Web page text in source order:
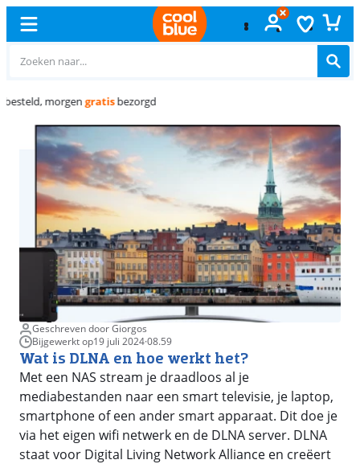
Geschreven door Giorgos
Bijgewerkt op19 juli 2024·08.59
Wat is DLNA en hoe werkt het?
Met een NAS stream je draadloos al je
mediabestanden naar een smart televisie, je laptop,
smartphone of een ander smart apparaat. Dit doe je
via het eigen wifi netwerk en de DLNA server. DLNA
staat voor Digital Living Network Alliance en creëert